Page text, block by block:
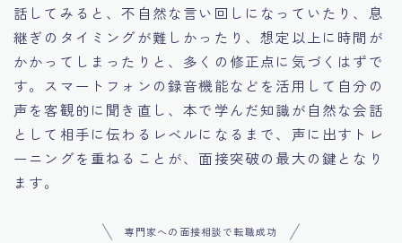
話してみると、不自然な言い回しになっていたり、息
継ぎのタイミングが難しかったり、想定以上に時間が
かかってしまったりと、多くの修正点に気づくはずで
す。スマートフォンの録音機能などを活用して自分の
声を客観的に聞き直し、本で学んだ知識が自然な会話
として相手に伝わるレベルになるまで、声に出すトレ
ーニングを重ねることが、面接突破の最大の鍵となり
ます。
専門家への面接相談で転職成功